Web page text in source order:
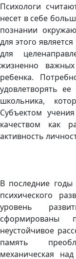
Психологи
несет в себе
познании
для этого
для
жизненно
ребенка.
удовлетворять ее
школьника,
Субъектом
качеством как
активность
В последние годы
психического
уровень
сформированы
неустойчивое
память
механическая